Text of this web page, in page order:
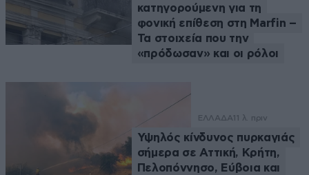
κατηγορούμενη για τη
φονική επίθεση στη Marfin –
Τα στοιχεία που την
«πρόδωσαν» και οι ρόλοι
ΕΛΛΑΔΑ 11 λ. πριν
Υψηλός κίνδυνος πυρκαγιάς
σήμερα σε Αττική, Κρήτη,
Πελοπόννησο, Εύβοια και